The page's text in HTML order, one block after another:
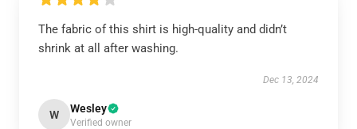
The fabric of this shirt is high-quality and didn’t
shrink at all after washing.
Dec 13, 2024
W Wesley
Verified owner